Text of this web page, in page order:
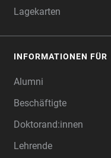
Lagekarten
INFORMATIONEN FÜR
Alumni
Beschäftigte
Doktorand:innen
Lehrende